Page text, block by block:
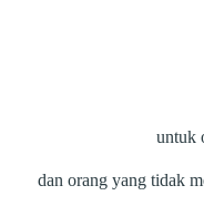
untuk
dan orang yang tidak